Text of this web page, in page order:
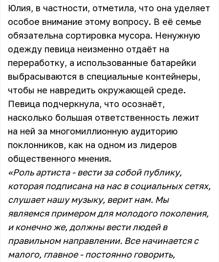
Юлия, в частности, отметила, что она уделяет
особое внимание этому вопросу. В её семье
обязательна сортировка мусора. Ненужную
одежду певица неизменно отдаёт на
переработку, а использованные батарейки
выбрасываются в специальные контейнеры,
чтобы не навредить окружающей среде.
Певица подчеркнула, что осознаёт,
насколько большая ответственность лежит
на ней за многомиллионную аудиторию
поклонников, как на одном из лидеров
общественного мнения.
«Роль артиста - вести за собой публику,
которая подписана на нас в социальных сетях,
слушает нашу музыку, верит нам. Мы
являемся примером для молодого поколения,
и конечно же, должны вести людей в
правильном направлении. Все начинается с
малого, главное - постоянно говорить,